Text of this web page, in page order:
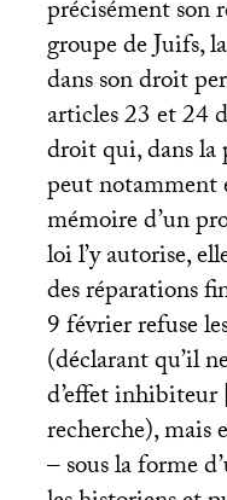
précisément son
groupe de Juifs,
dans son droit
articles 23 et 24
droit qui, dans
peut notamment
mémoire d’un
loi l’y autorise,
des réparations
9 février refuse
(déclarant qu’il
d’effet inhibiteur
recherche), mais
– sous la forme